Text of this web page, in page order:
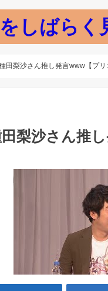
しばらく
田梨沙さん推し発言www【プリ
梨沙さん推